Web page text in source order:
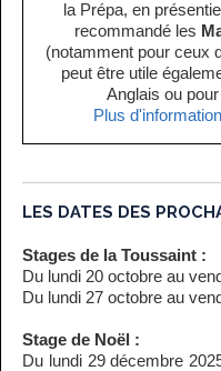
la Prépa, en
recommandé les
(notamment pour ceux
peut être utile
Anglais ou
Plus
LES DATES DES
Stages de la Toussaint :
Du lundi 20 octobre au
Du lundi 27 octobre au
Stage de Noël :
Du lundi 29 décembre